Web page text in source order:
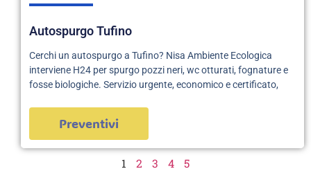
Autospurgo Tufino
Cerchi un autospurgo a Tufino? Nisa Ambiente Ecologica
interviene H24 per spurgo pozzi neri, wc otturati, fognature e
fosse biologiche. Servizio urgente, economico e certificato,
Preventivi
1 2 3 4 5